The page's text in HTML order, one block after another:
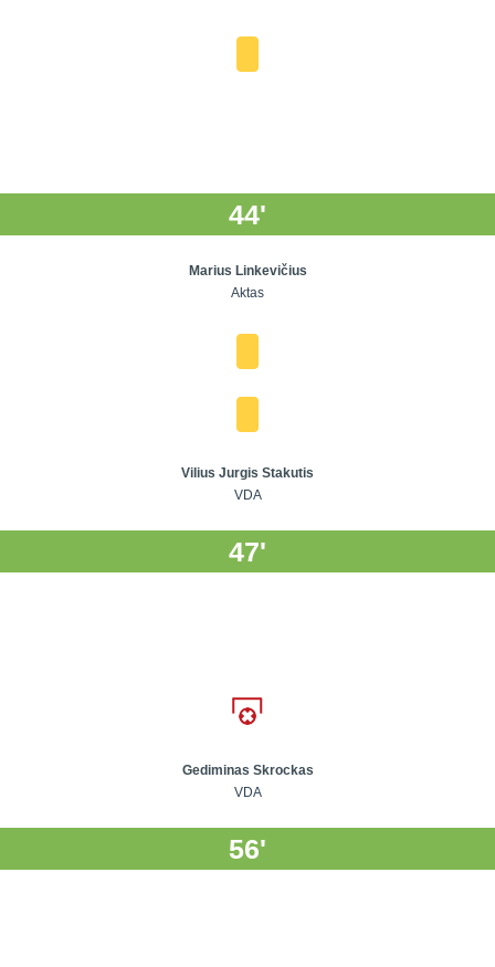
44'
Marius Linkevičius
Aktas
Vilius Jurgis Stakutis
VDA
47'
Gediminas Skrockas
VDA
56'